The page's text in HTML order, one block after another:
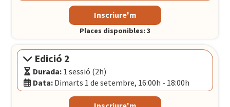
Modalitat:Sessió presencial
Català
Dimecres 26 d’agost, 12:00h - 14:00h
El Convent- Plaça Pons i Clerch, 2, 1r BARCELONA
Places disponibles: 3
Inscriure'm
Edició 2
Durada: 1 sessió (2h)
Data: Dimarts 1 de setembre, 16:00h - 18:00h
Modalitat:Sessió presencial